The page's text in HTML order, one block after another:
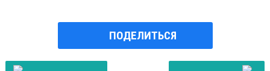
ПОДЕЛИТЬСЯ